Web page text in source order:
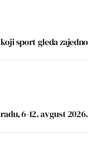
sport gleda zajedno
6-12. avgust 2026.